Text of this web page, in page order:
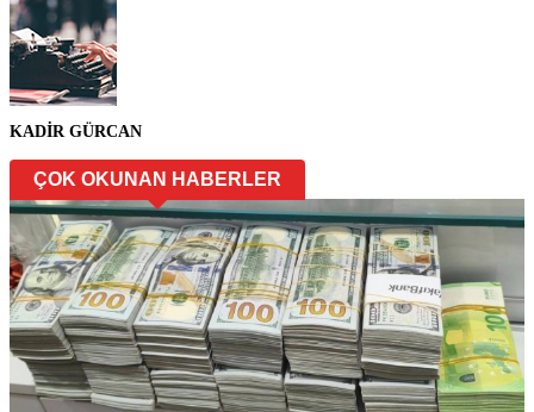
KADİR GÜRCAN
ÇOK OKUNAN HABERLER